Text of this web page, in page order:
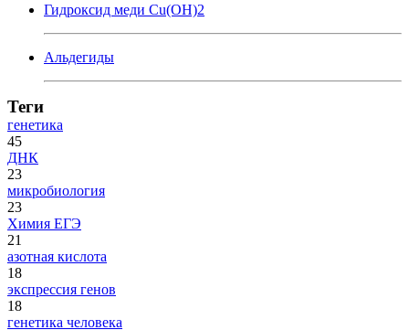
Гидроксид меди Cu(OH)2
Альдегиды
Теги
генетика
45
ДНК
23
микробиология
23
Химия ЕГЭ
21
азотная кислота
18
экспрессия генов
18
генетика человека